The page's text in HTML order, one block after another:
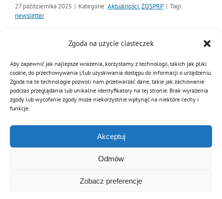
Zgoda na użycie ciasteczek
Aby zapewnić jak najlepsze wrażenia, korzystamy z technologii, takich jak pliki
cookie, do przechowywania i/lub uzyskiwania dostępu do informacji o urządzeniu.
Zgoda na te technologie pozwoli nam przetwarzać dane, takie jak zachowanie
podczas przeglądania lub unikalne identyfikatory na tej stronie. Brak wyrażenia
zgody lub wycofanie zgody może niekorzystnie wpłynąć na niektóre cechy i
funkcje.
Akceptuj
Odmów
Zobacz preferencje
27 października 2025 | Kategorie:Aktualności,ZOSPRP | Tagi:
newsletter
podsumowujemy intensywne miesiące pełne wydarzeń,
sukcesów i inicjatyw ochotniczego pożarnictwa w
Polsce! Zajrzyj do środka, by przeczytać o rekordowych
targach IFRE-EXPO, nowoczesnych dronach w OSP,
© Copyright 2012 - 2026 | Związek OSP RP